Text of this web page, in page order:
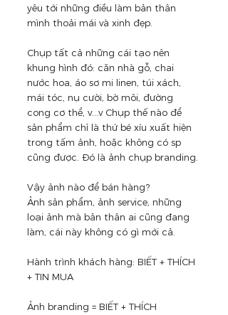
yêu tới những điều làm bản thân
mình thoải mái và xinh đẹp.
Chụp tất cả những cái tạo nên
khung hình đó: căn nhà gỗ, chai
nước hoa, áo sơ mi linen, túi xách,
mái tóc, nụ cười, bờ môi, đường
cong cơ thể, v...v Chụp thế nào để
sản phẩm chỉ là thứ bé xíu xuất hiện
trong tấm ảnh, hoặc không có sp
cũng được. Đó là ảnh chụp branding.
Vậy ảnh nào để bán hàng?
Ảnh sản phẩm, ảnh service, những
loại ảnh mà bản thân ai cũng đang
làm, cái này không có gì mới cả.
Hành trình khách hàng: BIẾT + THÍCH
+ TIN MUA
Ảnh branding = BIẾT + THÍCH